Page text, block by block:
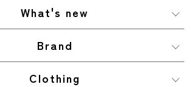
What's new
Brand
Clothing